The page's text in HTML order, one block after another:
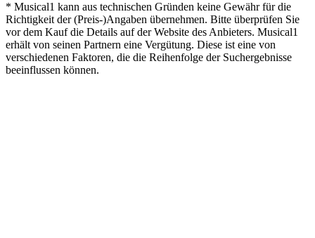
* Musical1 kann aus technischen Gründen keine Gewähr für die
Richtigkeit der (Preis-)Angaben übernehmen. Bitte überprüfen Sie
vor dem Kauf die Details auf der Website des Anbieters. Musical1
erhält von seinen Partnern eine Vergütung. Diese ist eine von
verschiedenen Faktoren, die die Reihenfolge der Suchergebnisse
beeinflussen können.